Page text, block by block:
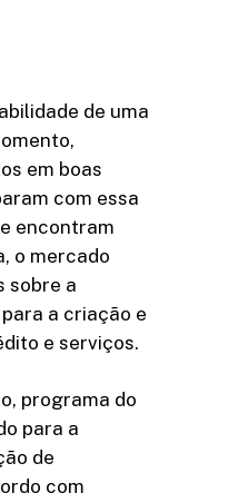
de uma
em boas
com essa
encontram
o mercado
sobre a
a criação e
e serviços.
programa do
para a
de
com